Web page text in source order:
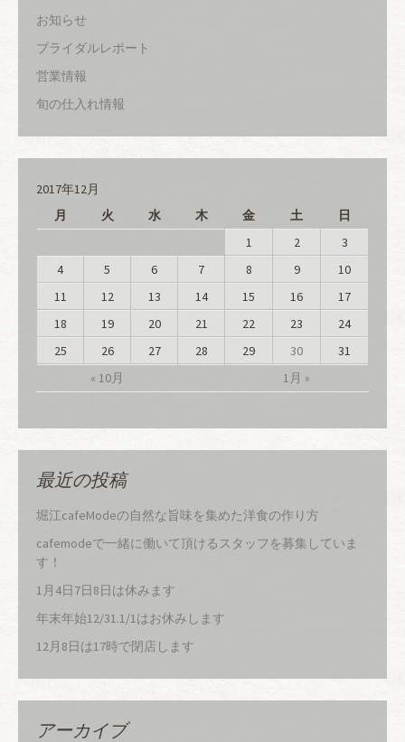
お知らせ
ブライダルレポート
営業情報
旬の仕入れ情報
2017年12月
月
火 水 木 金 土 日
« 10月 1月 »
1 2
3
4
5 6 7 8 9
10
11
12 13 14 15 16
17
18
19 20 21 22 23
24
25
26 27 28 29 30 31
最近の投稿
堀江cafeModeの自然な旨味を集めた洋食の作り方
cafemodeで一緒に働いて頂けるスタッフを募集していま
す！
1月4日7日8日は休みます
年末年始12/31.1/1はお休みします
12月8日は17時で閉店します
アーカイブ